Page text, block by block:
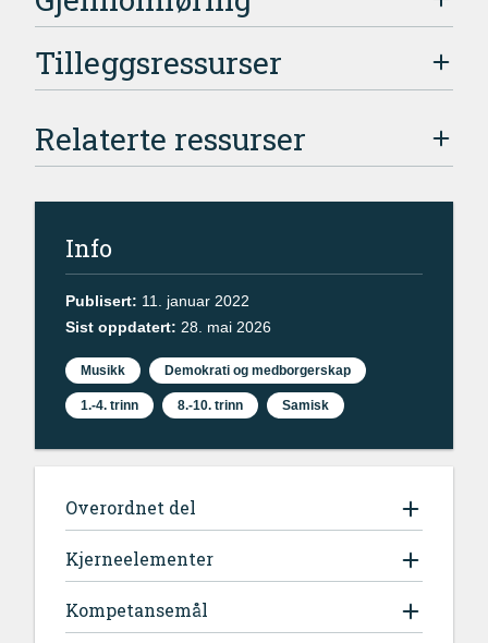
Tilleggsressurser
Relaterte ressurser
Info
Publisert: 11. januar 2022
Sist oppdatert: 28. mai 2026
Musikk Demokrati og medborgerskap
1.-4. trinn 8.-10. trinn Samisk
Overordnet del
Kjerneelementer
Kompetansemål